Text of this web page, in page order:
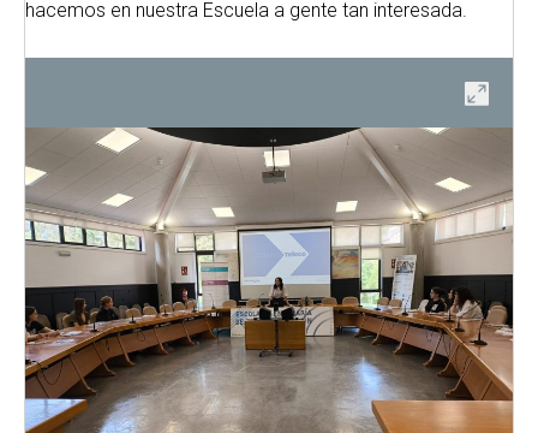
hacemos en nuestra Escuela a gente tan interesada.
Abrir